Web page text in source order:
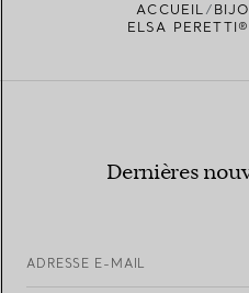
TROUVEZ LA BOUTIQUE LA
ACCUEIL
ELSA
Dernières
ADRESSE E-MAIL